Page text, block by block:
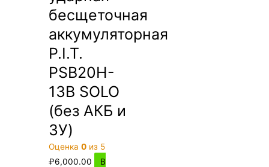
бесщеточная
аккумуляторная
P.I.T.
PSB20H-
13B SOLO
(без АКБ и
ЗУ)
Оценка0 из 5
₽6,000.00
В